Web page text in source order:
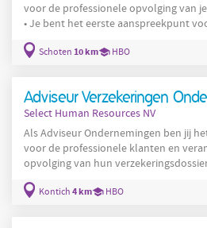
voor de professionele opvolging van
• Je bent het eerste aanspreekpunt
voornamelijk middelgrote en grote
complexere structuren en specifieke noden • Je
Schoten 10 km HBO
Adviseur Verzekeringen
Select Human Resources NV
Als Adviseur Ondernemingen ben jij
voor de professionele klanten en
opvolging van hun verzekeringsdossiers : Je ontvangt
persoonlijk op kantoor en
Je verzorgt de administratieve
Kontich 4 km HBO